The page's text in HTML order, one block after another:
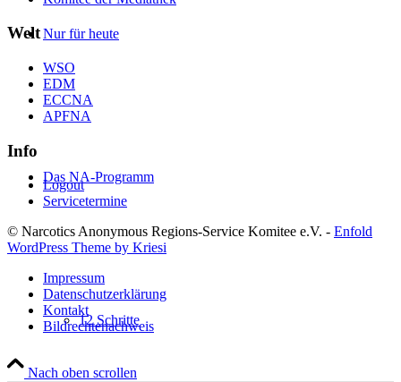
Nur für heute
Das NA-Programm
12 Schritte
Welt
WSO
EDM
ECCNA
APFNA
Info
Logout
Servicetermine
© Narcotics Anonymous Regions-Service Komitee e.V. - Enfold
WordPress Theme by Kriesi
Impressum
Datenschutzerklärung
Kontakt
Bildrechtenachweis
Nach oben scrollen